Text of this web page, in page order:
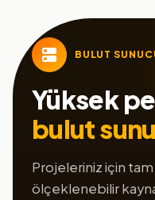
BULUT
Yüksek
bulut
Projeleriniz için
ölçeklenebilir